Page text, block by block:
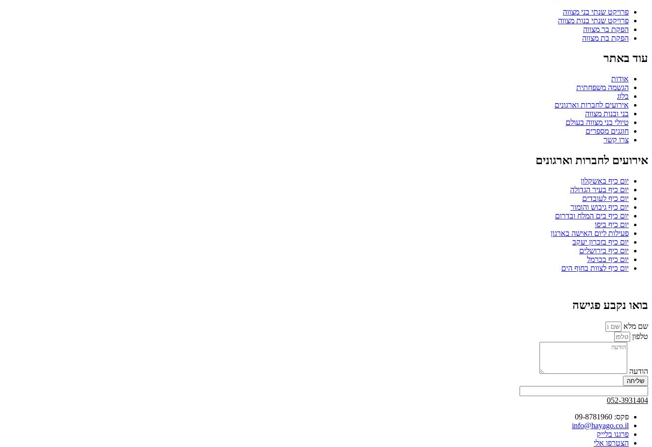
פרויקט שנתי בני מצווה
פרויקט שנתי בנות מצווה
הפקת בר מצווה
הפקת בת מצווה
עוד באתר
אודות
הגשמה משפחתית
בלוג
אירועים לחברות וארגונים
בני ובנות מצווה
טיולי בני מצווה בעולם
חוגגים מספרים
צרו קשר
אירועים לחברות וארגונים
יום כיף באשקלון
יום כיף בעיר הגדולה
יום כיף לעובדים
יום כיף גיבוש והומור
יום כיף בים המלח ובדרום
יום כיף ביפו
פעילות ליום האישה בארגון
יום כיף בזכרון יעקב
יום כיף בירושלים
יום כיף בכרמל
יום כיף לצוות בחוף הים
בואו נקבע פגישה
שם מלא
טלפון
הודעה
שליחה
052-3931404
פקס: 09-8781960
info@hayago.co.il
פרגנו בלייק
הצטרפו אלי